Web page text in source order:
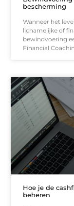
bescherming
Wanneer het
lichamelijke of
bewindvoering
Financial
Hoe je de
beheren